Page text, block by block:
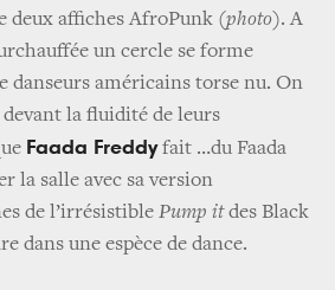
deux affiches AfroPunk (photo). A
un cercle se forme
danseurs américains torse nu. On
la fluidité de leurs
Faada Freddyfait …du Faada
la salle avec sa version
de l’irrésistible Pump itdes Black
dans une espèce de dance.